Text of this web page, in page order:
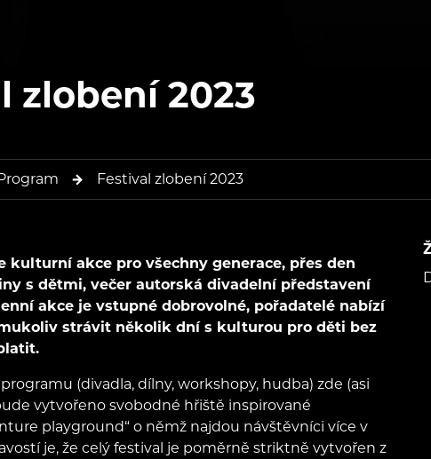
zlobení 2023
Festival zlobení 2023
kulturní akce pro všechny generace, přes den
s dětmi, večer autorská divadelní představení
akce je vstupné dobrovolné, pořadatelé nabízí
strávit několik dní s kulturou pro děti bez
(divadla, dílny, workshopy, hudba) zde (asi
vytvořeno svobodné hřiště inspirované
playground“ o němž najdou návštěvníci více v
je, že celý festival je poměrně striktně vytvořen z